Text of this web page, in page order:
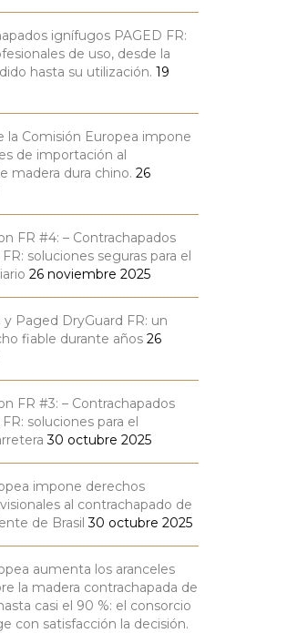
ignífugos PAGED FR:
de uso, desde la
hasta su utilización. 19
la Comisión Europea impone
de importación al
madera dura chino. 26
FR #4: – Contrachapados
soluciones seguras para el
26 noviembre 2025
Paged DryGuard FR: un
fiable durante años 26
FR #3: – Contrachapados
soluciones para el
30 octubre 2025
impone derechos
al contrachapado de
de Brasil 30 octubre 2025
aumenta los aranceles
la madera contrachapada de
casi el 90 %: el consorcio
con satisfacción la decisión.